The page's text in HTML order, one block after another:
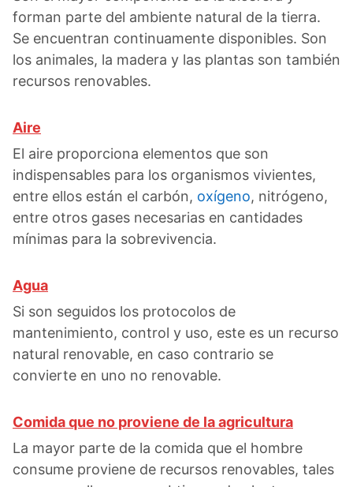
forman parte del ambiente natural de la tierra.
Se encuentran continuamente disponibles. Son
los animales, la madera y las plantas son también
recursos renovables.
Aire
El aire proporciona elementos que son
indispensables para los organismos vivientes,
entre ellos están el carbón, oxígeno, nitrógeno,
entre otros gases necesarias en cantidades
mínimas para la sobrevivencia.
Agua
Si son seguidos los protocolos de
mantenimiento, control y uso, este es un recurso
natural renovable, en caso contrario se
convierte en uno no renovable.
Comida que no proviene de la agricultura
La mayor parte de la comida que el hombre
consume proviene de recursos renovables, tales